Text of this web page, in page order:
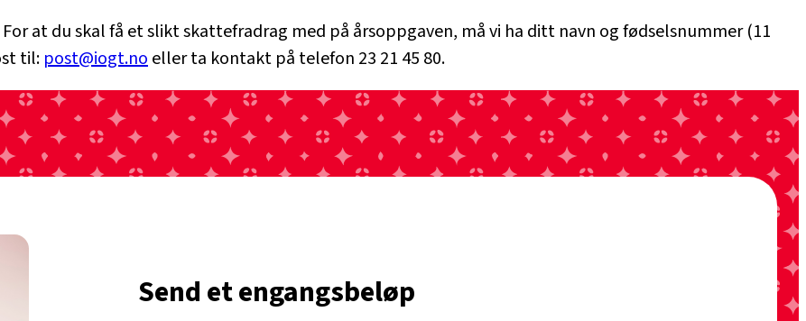
at du skal få et slikt skattefradrag med på årsoppgaven, må vi ha ditt navn og fødselsnummer (11
til: post@iogt.noeller ta kontakt på telefon 23 21 45 80.
Send et engangsbeløp